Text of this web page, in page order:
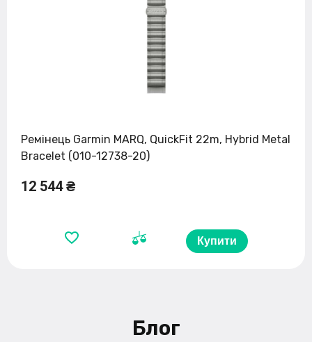
Ремінець Garmin MARQ, QuickFit 22m, Hybrid Metal
Bracelet (010-12738-20)
12 544 ₴
Купити
Блог